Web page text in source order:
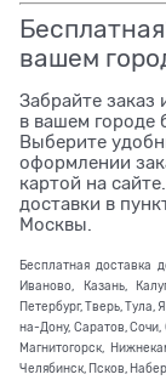
вашем
Забрайте
в вашем городе
Выберите
оформлении
картой на
доставки в
Москвы.
Бесплатная доставка
Иваново, Казань,
Петербург, Тверь, Тула,
на-Дону, Саратов, Сочи,
Магнитогорск,
Челябинск, Псков,